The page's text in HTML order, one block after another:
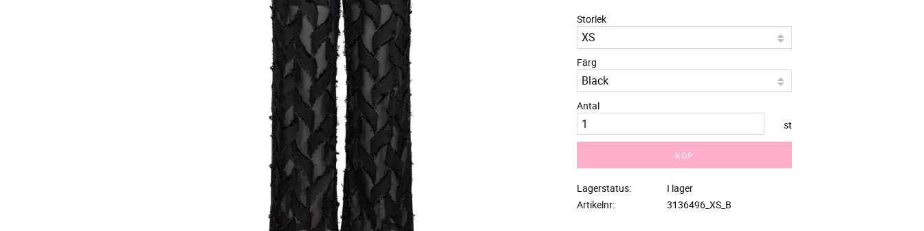
Storlek
Färg
Antal
st
KÖP
Lagerstatus
I lager
Artikelnr
3136496_XS_B